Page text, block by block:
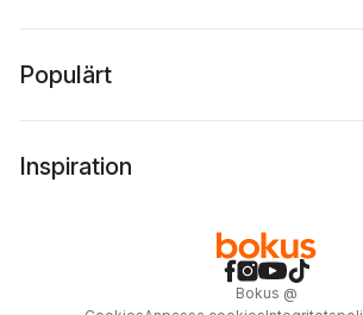
Populärt
Inspiration
Bokus @